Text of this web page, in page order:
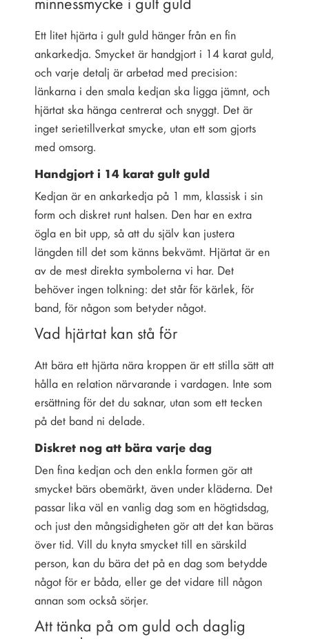
Ett litet hjärta i gult guld hänger från en fin
ankarkedja. Smycket är handgjort i 14 karat guld,
och varje detalj är arbetad med precision:
länkarna i den smala kedjan ska ligga jämnt, och
hjärtat ska hänga centrerat och snyggt. Det är
inget serietillverkat smycke, utan ett som gjorts
med omsorg.
Handgjort i 14 karat gult guld
Kedjan är en ankarkedja på 1 mm, klassisk i sin
form och diskret runt halsen. Den har en extra
ögla en bit upp, så att du själv kan justera
längden till det som känns bekvämt. Hjärtat är en
av de mest direkta symbolerna vi har. Det
behöver ingen tolkning: det står för kärlek, för
band, för någon som betyder något.
Vad hjärtat kan stå för
Att bära ett hjärta nära kroppen är ett stilla sätt att
hålla en relation närvarande i vardagen. Inte som
ersättning för det du saknar, utan som ett tecken
på det band ni delade.
Diskret nog att bära varje dag
Den fina kedjan och den enkla formen gör att
smycket bärs obemärkt, även under kläderna. Det
passar lika väl en vanlig dag som en högtidsdag,
och just den mångsidigheten gör att det kan bäras
över tid. Vill du knyta smycket till en särskild
person, kan du bära det på en dag som betydde
något för er båda, eller ge det vidare till någon
annan som också sörjer.
Att tänka på om guld och daglig